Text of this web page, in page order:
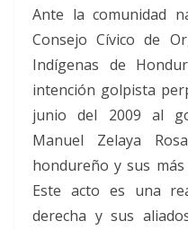
Ante la comunidad
Consejo Cívico de
Indígenas de
intención golpista
junio del 2009 al
Manuel Zelaya
hondureño y sus
Este acto es una
derecha y sus